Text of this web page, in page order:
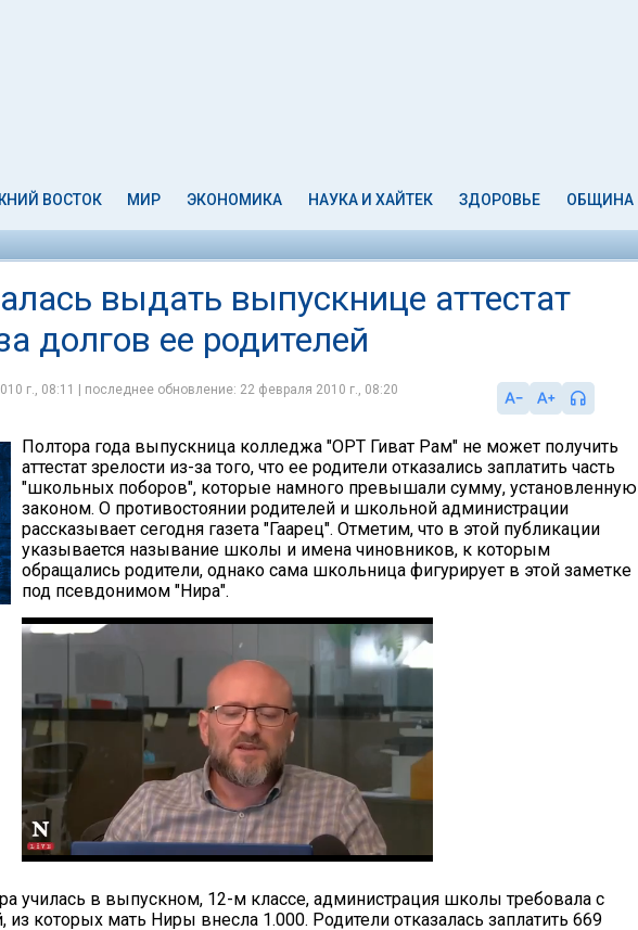
ВОСТОК МИР ЭКОНОМИКА НАУКА И ХАЙТЕК ЗДОРОВЬЕ ОБЩИНА
выдать выпускнице аттестат
долгов ее родителей
г., 08:11 | последнее обновление: 22 февраля 2010 г., 08:20
Полтора года выпускница колледжа "ОРТ Гиват Рам" не может получить
аттестат зрелости из-за того, что ее родители отказались заплатить часть
"школьных поборов", которые намного превышали сумму, установленную
законом. О противостоянии родителей и школьной администрации
рассказывает сегодня газета "Гаарец". Отметим, что в этой публикации
указывается называние школы и имена чиновников, к которым
обращались родители, однако сама школьница фигурирует в этой заметке
под псевдонимом "Нира".
училась в выпускном, 12-м классе, администрация школы требовала с
которых мать Ниры внесла 1.000. Родители отказалась заплатить 669